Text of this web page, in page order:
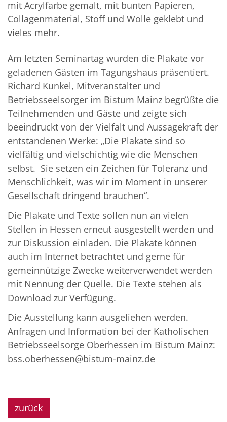
mit Acrylfarbe gemalt, mit bunten Papieren,
Collagenmaterial, Stoff und Wolle geklebt und
vieles mehr.
Am letzten Seminartag wurden die Plakate vor
geladenen Gästen im Tagungshaus präsentiert.
Richard Kunkel, Mitveranstalter und
Betriebsseelsorger im Bistum Mainz begrüßte die
Teilnehmenden und Gäste und zeigte sich
beeindruckt von der Vielfalt und Aussagekraft der
entstandenen Werke: „Die Plakate sind so
vielfältig und vielschichtig wie die Menschen
selbst. Sie setzen ein Zeichen für Toleranz und
Menschlichkeit, was wir im Moment in unserer
Gesellschaft dringend brauchen“.
Die Plakate und Texte sollen nun an vielen
Stellen in Hessen erneut ausgestellt werden und
zur Diskussion einladen. Die Plakate können
auch im Internet betrachtet und gerne für
gemeinnützige Zwecke weiterverwendet werden
mit Nennung der Quelle. Die Texte stehen als
Download zur Verfügung.
Die Ausstellung kann ausgeliehen werden.
Anfragen und Information bei der Katholischen
Betriebsseelsorge Oberhessen im Bistum Mainz:
bss.oberhessen@bistum-mainz.de
zurück